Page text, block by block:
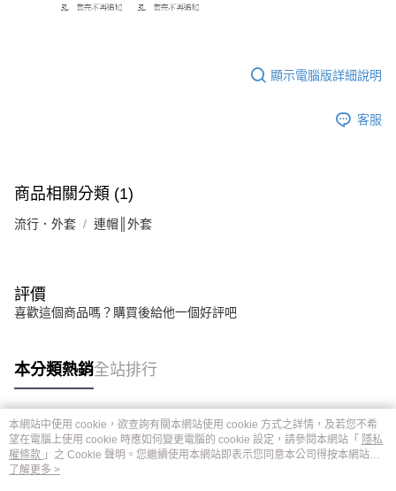
顯示電腦版詳細說明
客服
商品相關分類 (1)
流行．外套 連帽║外套
評價
喜歡這個商品嗎？購買後給他一個好評吧
本分類熱銷全站排行
熱門標籤
本網站中使用 cookie，欲查詢有關本網站使用 cookie 方式之詳情，及若您不希
望在電腦上使用 cookie 時應如何變更電腦的 cookie 設定，請參閱本網站「 隱私
權條款 」之 Cookie 聲明。您繼續使用本網站即表示您同意本公司得按本網站使
用條款之 Cookie 聲明使用 cookie。
了解更多 >